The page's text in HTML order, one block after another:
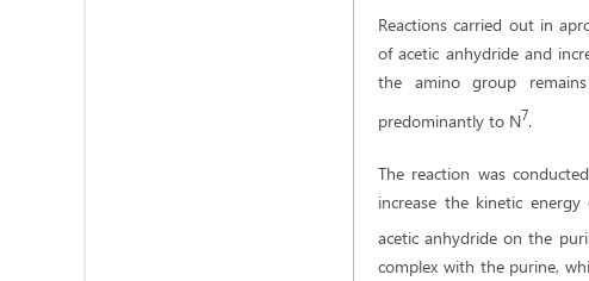
Reactions carried out in
of acetic anhydride and
the amino group
predominantly to N7.
The reaction was
increase the kinetic
acetic anhydride on the
complex with the purine,